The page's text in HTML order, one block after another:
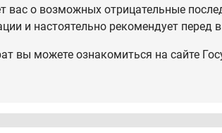
о возможных отрицательные
и настоятельно рекомендует
вы можете ознакомиться на сайте